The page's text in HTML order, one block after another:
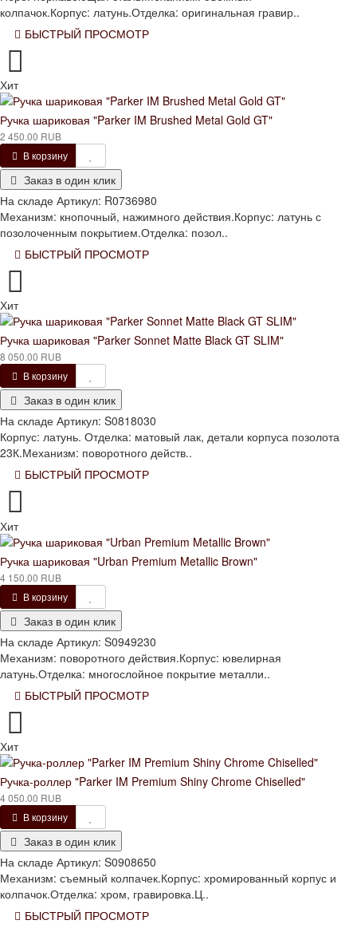
колпачок.Корпус: латунь.Отделка: оригинальная гравир..
БЫСТРЫЙ ПРОСМОТР
Хит
Ручка шариковая "Parker IM Brushed Metal Gold GT"
2 450.00 RUB
В корзину
Заказ в один клик
На складе Артикул: R0736980
Механизм: кнопочный, нажимного действия.Корпус: латунь с
позолоченным покрытием.Отделка: позол..
БЫСТРЫЙ ПРОСМОТР
Хит
Ручка шариковая "Parker Sonnet Matte Black GT SLIM"
8 050.00 RUB
В корзину
Заказ в один клик
На складе Артикул: S0818030
Корпус: латунь. Отделка: матовый лак, детали корпуса позолота
23К.Механизм: поворотного действ..
БЫСТРЫЙ ПРОСМОТР
Хит
Ручка шариковая "Urban Premium Metallic Brown"
4 150.00 RUB
В корзину
Заказ в один клик
На складе Артикул: S0949230
Механизм: поворотного действия.Корпус: ювелирная
латунь.Отделка: многослойное покрытие металли..
БЫСТРЫЙ ПРОСМОТР
Хит
Ручка-роллер "Parker IM Premium Shiny Chrome Chiselled"
4 050.00 RUB
В корзину
Заказ в один клик
На складе Артикул: S0908650
Механизм: съемный колпачек.Корпус: хромированный корпус и
колпачок.Отделка: хром, гравировка.Ц..
БЫСТРЫЙ ПРОСМОТР